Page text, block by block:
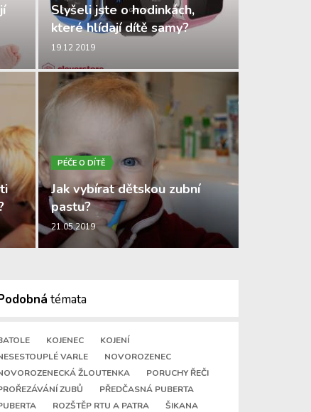
Slyšeli jste o hodinkách,
které hlídají dítě samy?
19.12.2019
PÉČE O DÍTĚ
Jak vybírat dětskou zubní
pastu?
21.05.2019
témata
KOJENEC
KOJENÍ
VARLE
NOVOROZENEC
ŽLOUTENKA
PORUCHY ŘEČI
ZUBŮ
PŘEDČASNÁ PUBERTA
ROZŠTĚP RTU A PATRA
ŠIKANA